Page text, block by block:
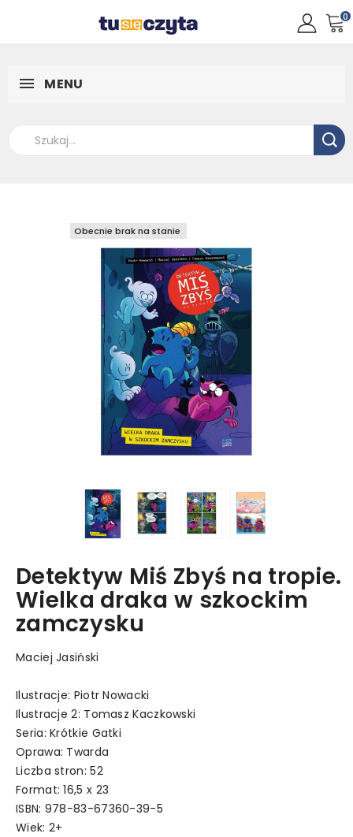
0
MENU
Obecnie brak na stanie
Obecnie brak na stanie
Detektyw Miś Zbyś na tropie.
Wielka draka w szkockim
zamczysku
Maciej Jasiński
Ilustracje: Piotr Nowacki
Ilustracje 2: Tomasz Kaczkowski
Seria: Krótkie Gatki
Oprawa: Twarda
Liczba stron: 52
Format: 16,5 x 23
ISBN: 978-83-67360-39-5
Wiek: 2+